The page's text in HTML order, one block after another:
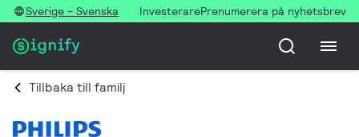
Sverige - Svenska InvesterarePrenumerera på nyhetsbrev
Tillbaka till familj